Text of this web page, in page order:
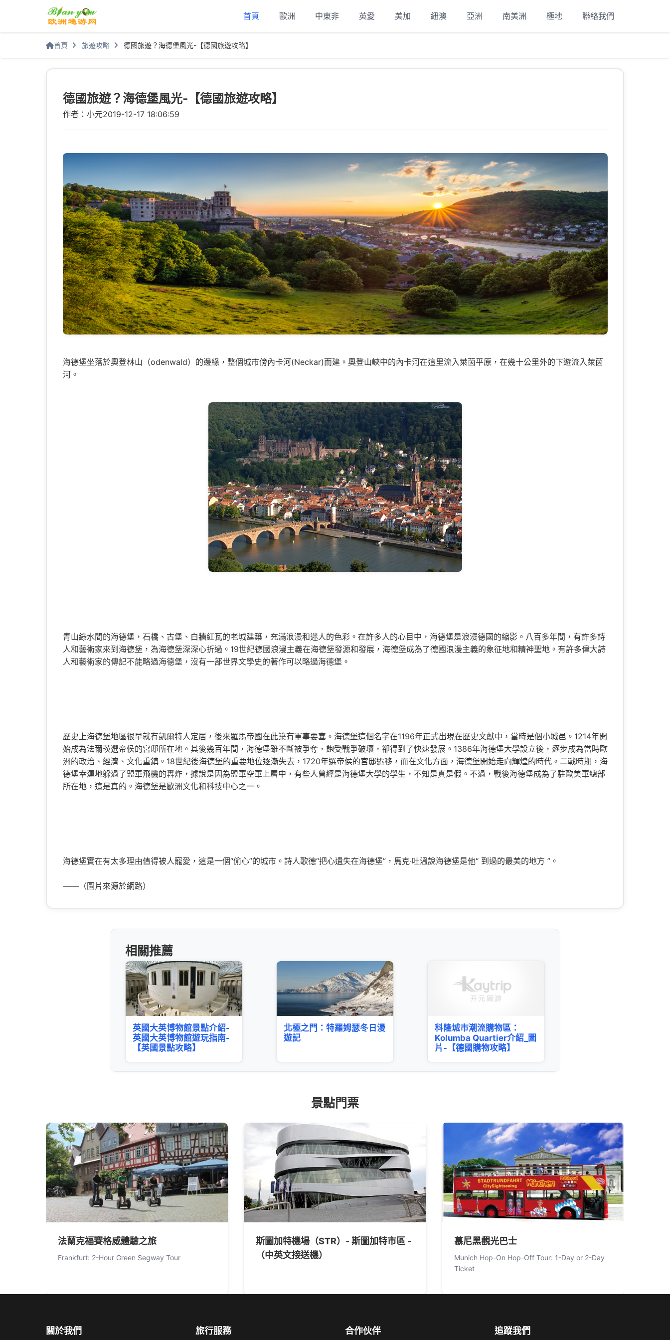
首頁 歐洲 中東非 英愛 美加 紐澳 亞洲 南美洲 極地 聯絡我們
首頁 旅遊攻略 德國旅遊？海德堡風光-【德國旅遊攻略】
德國旅遊？海德堡風光-【德國旅遊攻略】
作者：小元2019-12-17 18:06:59
海德堡坐落於奧登林山（odenwald）的邊緣，整個城市傍內卡河(Neckar)而建。奧登山峽中的內卡河在這里流入萊茵平原，在幾十公里外的下遊流入萊茵
河。
青山綠水間的海德堡，石橋、古堡、白牆紅瓦的老城建築，充滿浪漫和迷人的色彩。在許多人的心目中，海德堡是浪漫德國的縮影。八百多年間，有許多詩
人和藝術家來到海德堡，為海德堡深深心折過。19世紀德國浪漫主義在海德堡發源和發展，海德堡成為了德國浪漫主義的象征地和精神聖地。有許多偉大詩
人和藝術家的傳記不能略過海德堡，沒有一部世界文學史的著作可以略過海德堡。
歷史上海德堡地區很早就有凱爾特人定居，後來羅馬帝國在此築有軍事要塞。海德堡這個名字在1196年正式出現在歷史文獻中，當時是個小城邑。1214年開
始成為法爾茨選帝侯的宮邸所在地。其後幾百年間，海德堡雖不斷被爭奪，飽受戰爭破壞，卻得到了快速發展。1386年海德堡大學設立後，逐步成為當時歐
洲的政治、經濟、文化重鎮。18世紀後海德堡的重要地位逐漸失去，1720年選帝侯的宮邸遷移，而在文化方面，海德堡開始走向輝煌的時代。二戰時期，海
德堡幸運地躲過了盟軍飛機的轟炸，據說是因為盟軍空軍上層中，有些人曾經是海德堡大學的學生，不知是真是假。不過，戰後海德堡成為了駐歐美軍總部
所在地，這是真的。海德堡是歐洲文化和科技中心之一。
海德堡實在有太多理由值得被人寵愛，這是一個“偷心”的城市。詩人歌德“把心遺失在海德堡”，馬克·吐溫說海德堡是他“ 到過的最美的地方 ”。
——（圖片來源於網路）
相關推薦
英國大英博物館景點介紹-
英國大英博物館遊玩指南-
【英國景點攻略】
北極之門：特羅姆瑟冬日漫
遊記
科隆城市潮流購物區：
Kolumba Quartier介紹_圖
片-【德國購物攻略】
景點門票
法蘭克福賽格威體驗之旅
Frankfurt: 2-Hour Green Segway Tour
斯圖加特機場（STR）- 斯圖加特市區 -
（中英文接送機）
慕尼黑觀光巴士
Munich Hop-On Hop-Off Tour: 1-Day or 2-Day
Ticket
關於我們 旅行服務 合作伙伴 追蹤我們